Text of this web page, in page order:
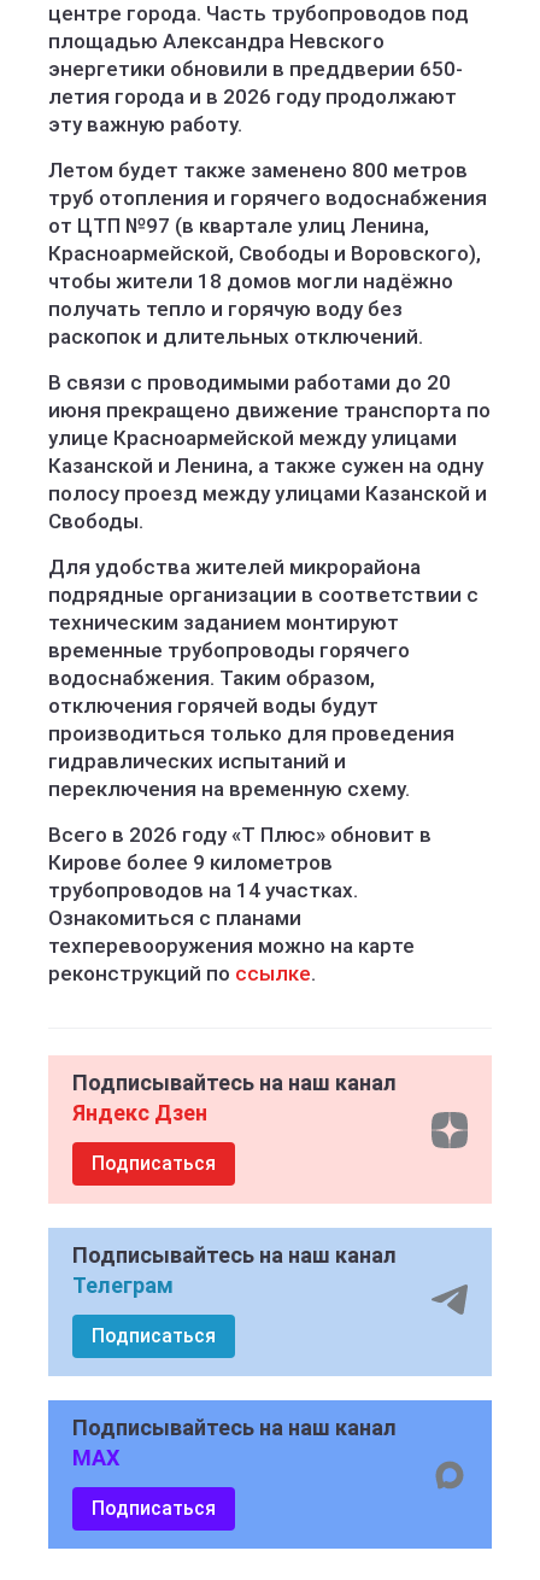
центре города. Часть трубопроводов под
площадью Александра Невского
энергетики обновили в преддверии 650-
летия города и в 2026 году продолжают
эту важную работу.
Летом будет также заменено 800 метров
труб отопления и горячего водоснабжения
от ЦТП №97 (в квартале улиц Ленина,
Красноармейской, Свободы и Воровского),
чтобы жители 18 домов могли надёжно
получать тепло и горячую воду без
раскопок и длительных отключений.
В связи с проводимыми работами до 20
июня прекращено движение транспорта по
улице Красноармейской между улицами
Казанской и Ленина, а также сужен на одну
полосу проезд между улицами Казанской и
Свободы.
Для удобства жителей микрорайона
подрядные организации в соответствии с
техническим заданием монтируют
временные трубопроводы горячего
водоснабжения. Таким образом,
отключения горячей воды будут
производиться только для проведения
гидравлических испытаний и
переключения на временную схему.
Всего в 2026 году «Т Плюс» обновит в
Кирове более 9 километров
трубопроводов на 14 участках.
Ознакомиться с планами
техперевооружения можно на карте
реконструкций по ссылке.
Подписывайтесь на наш канал
Яндекс Дзен
Подписаться
Подписывайтесь на наш канал
Телеграм
Подписаться
Подписывайтесь на наш канал
MAX
Подписаться